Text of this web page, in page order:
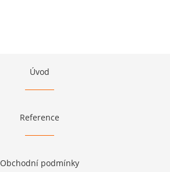
Úvod
Reference
Obchodní podmínky